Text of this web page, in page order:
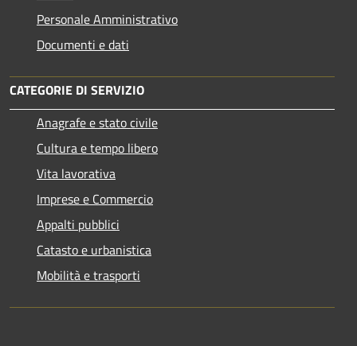
Personale Amministrativo
Documenti e dati
CATEGORIE DI SERVIZIO
Anagrafe e stato civile
Cultura e tempo libero
Vita lavorativa
Imprese e Commercio
Appalti pubblici
Catasto e urbanistica
Mobilità e trasporti